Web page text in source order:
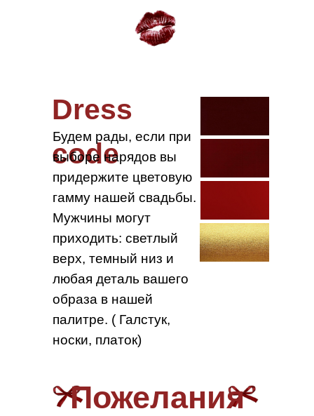
Dress
code
Будем рады, если при
выборе нарядов вы
придержите цветовую
гамму нашей свадьбы.
Мужчины могут
приходить: светлый
верх, темный низ и
любая деталь вашего
образа в нашей
палитре. ( Галстук,
носки, платок)
Пожелания